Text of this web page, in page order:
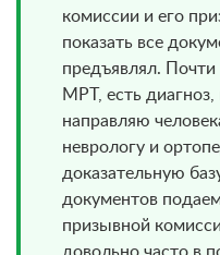
комиссии и его
показать все
предъявлял. Почти
МРТ, есть диагноз,
направляю
неврологу и
доказательную
документов
призывной
довольно часто в